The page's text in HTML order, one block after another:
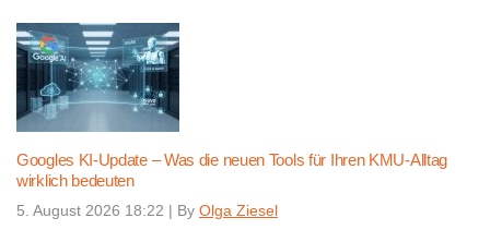
Googles KI-Update – Was die neuen Tools für Ihren KMU-Alltag
wirklich bedeuten
5. August 2026 18:22 | By Olga Ziesel